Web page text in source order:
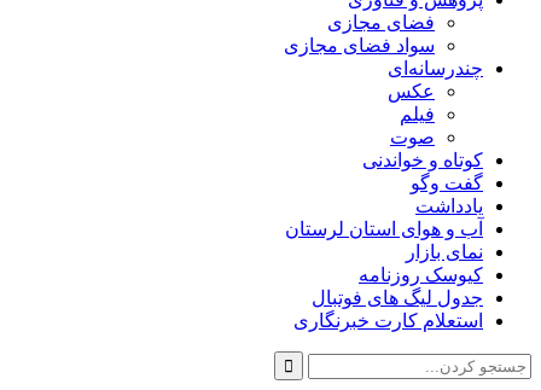
فضای مجازی
سواد فضای مجازی
چندرسانه‌ای
عكس
فیلم
صوت
کوتاه و خواندنی
گفت وگو
یادداشت
آب و هوای استان لرستان
نمای بازار
کیوسک روزنامه
جدول لیگ های فوتبال
استعلام کارت خبرنگاری